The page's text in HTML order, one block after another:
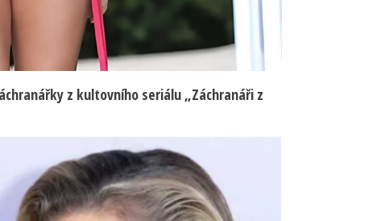
z kultovního seriálu „Záchranáři z